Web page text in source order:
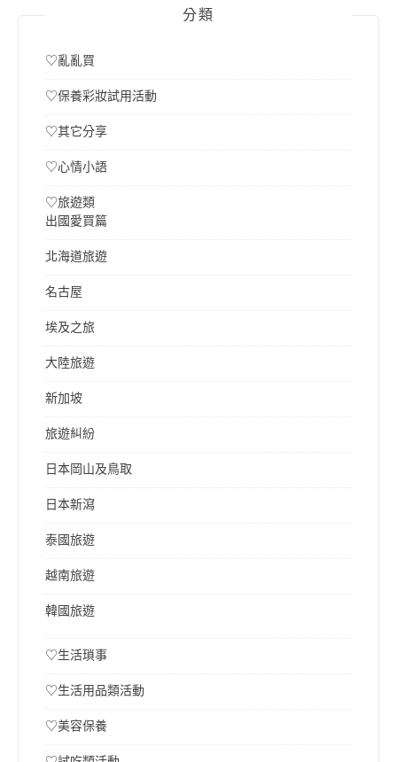
分類
♡亂亂買
♡保養彩妝試用活動
♡其它分享
♡心情小語
♡旅遊類
出國愛買篇
北海道旅遊
名古屋
埃及之旅
大陸旅遊
新加坡
旅遊糾紛
日本岡山及鳥取
日本新瀉
泰國旅遊
越南旅遊
韓國旅遊
♡生活瑣事
♡生活用品類活動
♡美容保養